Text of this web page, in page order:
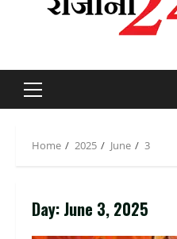
Primary
Home 2025 June 3
Day: June 3, 2025